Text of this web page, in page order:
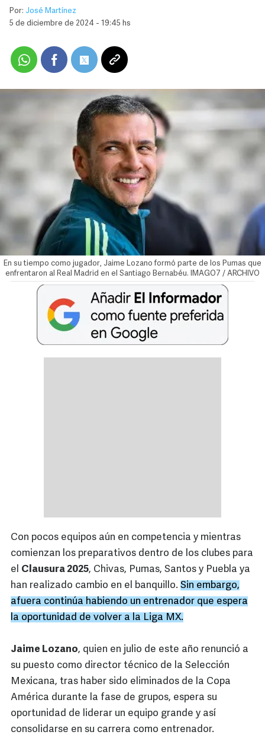
Por: José Martínez
5 de diciembre de 2024 - 19:45 hs
En su tiempo como jugador, Jaime Lozano formó parte de los Pumas que
enfrentaron al Real Madrid en el Santiago Bernabéu. IMAGO7 / ARCHIVO
Con pocos equipos aún en competencia y mientras
comienzan los preparativos dentro de los clubes para
el Clausura 2025, Chivas, Pumas, Santos y Puebla ya
han realizado cambio en el banquillo. Sin embargo,
afuera continúa habiendo un entrenador que espera
la oportunidad de volver a la Liga MX.
Jaime Lozano, quien en julio de este año renunció a
su puesto como director técnico de la Selección
Mexicana, tras haber sido eliminados de la Copa
América durante la fase de grupos, espera su
oportunidad de liderar un equipo grande y así
consolidarse en su carrera como entrenador.